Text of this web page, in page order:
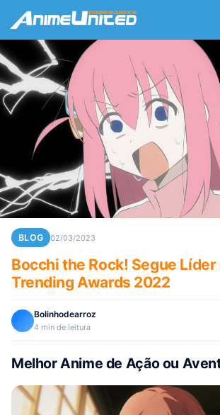
BLOG 02/03/2023
Bocchi the Rock! Segue
Trending Awards 2022
Bolinhodearroz
4 min de leitura
Melhor Anime de Ação ou